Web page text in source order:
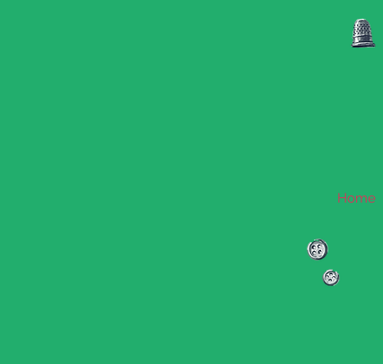
Home